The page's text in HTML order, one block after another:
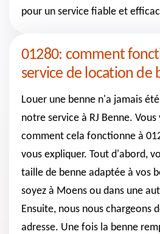
pour un service fiable et
01280: comment
service de location de
Louer une benne n'a jamais
notre service à RJ Benne.
comment cela fonctionne à
vous expliquer. Tout d'abord,
taille de benne adaptée à vos
soyez à Moens ou dans une
Ensuite, nous nous chargeons
adresse. Une fois la benne